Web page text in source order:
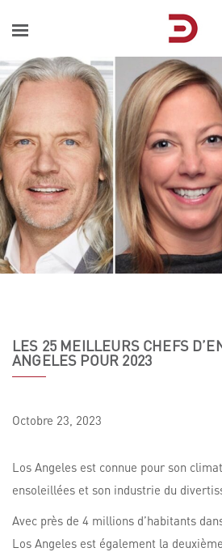
content
LES 25 MEILLEURS CHEFS
ANGELES POUR 2023
Octobre 23, 2023
Los Angeles est connue pour son
ensoleillées et son industrie du
Avec près de 4 millions d’habitants
Los Angeles est également la